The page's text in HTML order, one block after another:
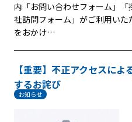
内「お問い合わせフォーム」
社訪問フォーム」がご利用い
をおかけ…
【重要】不正アクセスに
するお詫び
お知らせ